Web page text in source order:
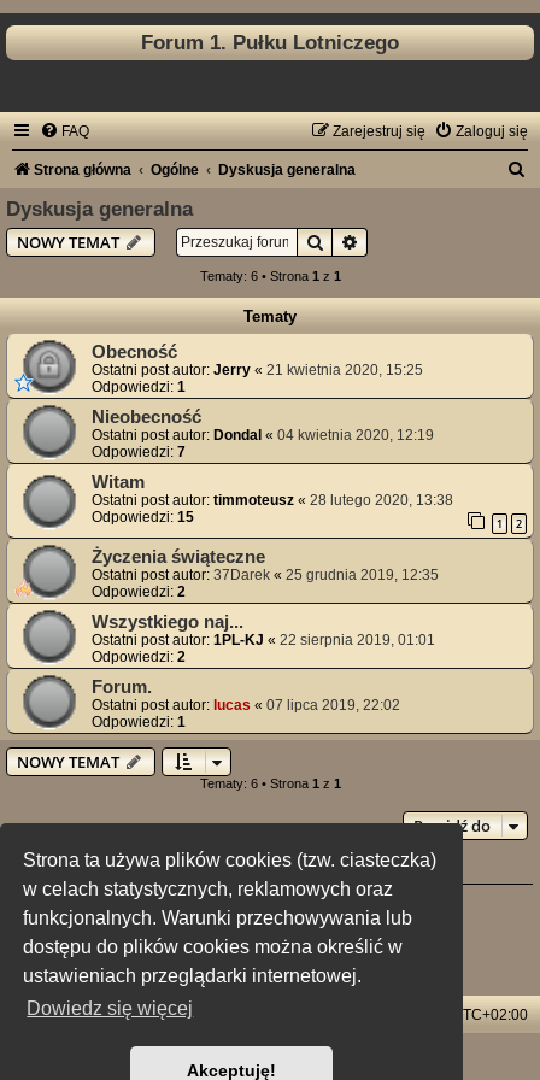
Strona ta używa plików cookies (tzw. ciasteczka)
w celach statystycznych, reklamowych oraz
funkcjonalnych. Warunki przechowywania lub
dostępu do plików cookies można określić w
ustawieniach przeglądarki internetowej.
Dowiedz się więcej
Akceptuję!
Forum 1. Pułku Lotniczego
FAQ Zaloguj się
Zarejestruj się
Strona główna Ogólne Dyskusja generalna
a
Dyskusja generalna
NOWY TEMAT
SzukajWyszukiwanie
Tematy: 6 • Strona 1 z 1
Tematy
Obecność
Ostatni post autor: Jerry « 21 kwietnia 2020, 15:25
Odpowiedzi: 1
Nieobecność
Ostatni post autor: Dondal « 04 kwietnia 2020, 12:19
Odpowiedzi: 7
Witam
Ostatni post autor: timmoteusz « 28 lutego 2020, 13:38
Odpowiedzi: 15 1 2
Życzenia świąteczne
Ostatni post autor: 37Darek « 25 grudnia 2019, 12:35
Odpowiedzi: 2
Wszystkiego naj...
Ostatni post autor: 1PL-KJ « 22 sierpnia 2019, 01:01
Odpowiedzi: 2
Forum.
Ostatni post autor: lucas « 07 lipca 2019, 22:02
Odpowiedzi: 1
NOWY TEMAT
Tematy: 6 • Strona 1 z 1
Przejdź do
Twoje uprawnienia na tym forum
Nie możesz tworzyć nowych tematów
Nie możeszodpowiadać w tematach
Nie możesz
zmieniać swoich postów
Nie możeszusuwać swoich postów
Nie możeszdodawać załączników
Strona główna UTC+02:00
Usuń ciasteczka witryny
Technologię dostarcza
® Forum Software © phpBB Limited
Polski pakiet językowy dostarczaphpBB.pl